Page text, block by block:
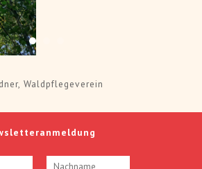
Waldpflegeverein